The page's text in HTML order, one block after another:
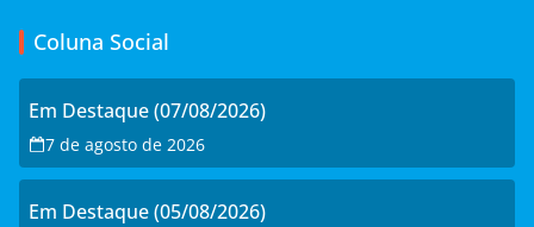
Coluna Social
Em Destaque (07/08/2026)
7 de agosto de 2026
Em Destaque (05/08/2026)